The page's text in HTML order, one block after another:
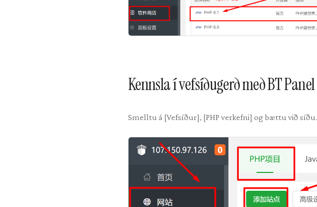
Kennsla í vefsíðugerð með BT Panel
Smelltu á [Vefsíður], [PHP verkefni] og bættu við síðu.